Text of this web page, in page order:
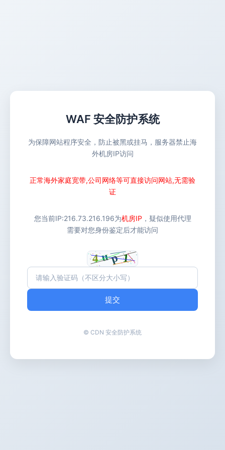
WAF 安全防护系统
为保障网站程序安全，防止被黑或挂马，服务器禁止海
外机房IP访问
正常海外家庭宽带,公司网络等可直接访问网站,无需验
证
您当前IP:216.73.216.196为机房IP ，疑似使用代理
需要对您身份鉴定后才能访问
提交
© CDN 安全防护系统